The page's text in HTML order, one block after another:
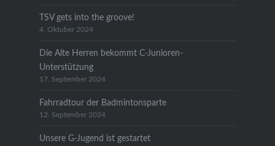
TSV gets into the groove!
4. Oktober 2024
Die Alte Herren bekommt C-Junioren-
Unterstützung
17. September 2024
Fahrradtour der Badmintonsparte
12. September 2024
Unsere G-Jugend ist gestartet